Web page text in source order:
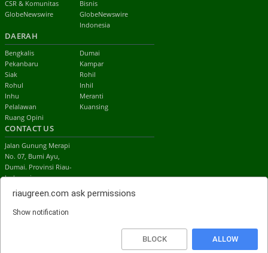
CSR & Komunitas
Bisnis
GlobeNewswire
GlobeNewswire
Indonesia
DAERAH
Bengkalis
Dumai
Pekanbaru
Kampar
Siak
Rohil
Rohul
Inhil
Inhu
Meranti
Pelalawan
Kuansing
Ruang Opini
CONTACT US
Jalan Gunung Merapi
No. 07, Bumi Ayu,
Dumai. Provinsi Riau-
Indonesia
email:
redaksi.riaugreen@gmail.com
© 2014 riaugreen.com, All Rights Reserved.
Top
riaugreen.com ask permissions
Show notification
BLOCK ALLOW